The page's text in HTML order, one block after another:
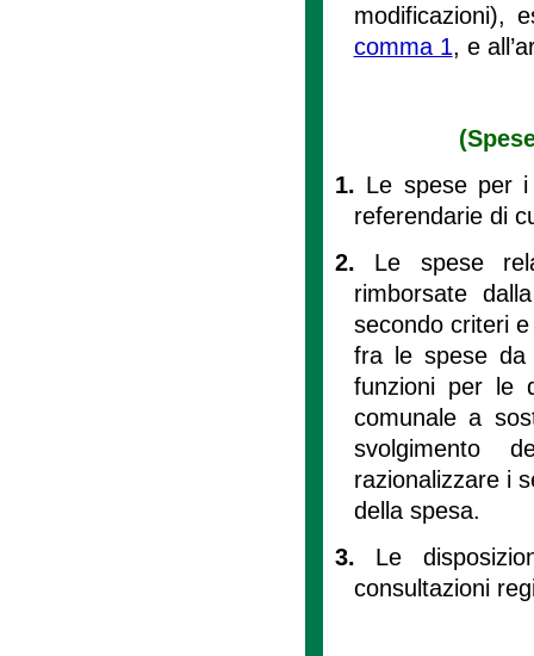
modificazioni),
comma 1, e
1. Le spese per i
referendarie di
2. Le spese
rimborsate
secondo criteri
fra le spese da
funzioni per le
comunale a
svolgimento
razionalizzare i
della spesa.
3. Le
consultazioni